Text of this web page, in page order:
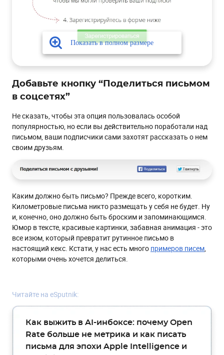
Добавьте кнопку “Поделиться письмом
в соцсетях”
Не сказать, чтобы эта опция пользовалась особой
популярностью, но если вы действительно поработали над
письмом, ваши подписчики сами захотят рассказать о нем
своим друзьям.
Каким должно быть письмо? Прежде всего, коротким.
Километровые письма никто размещать у себя не будет. Ну
и, конечно, оно должно быть броским и запоминающимся.
Юмор в тексте, красивые картинки, забавная анимация - это
все изюм, который превратит рутинное письмо в
настоящий кекс. Кстати, у нас есть много примеров писем,
которыми очень хочется делиться.
Читайте на eSputnik:
Как выжить в AI-инбоксе: почему Open
Rate больше не метрика и как писать
письма для эпохи Apple Intelligence и